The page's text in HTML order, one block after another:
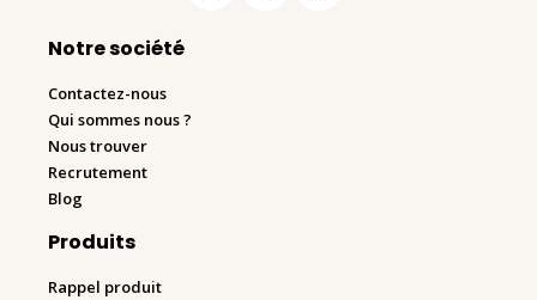
Notre société
Contactez-nous
Qui sommes nous ?
Nous trouver
Recrutement
Blog
Produits
Rappel produit